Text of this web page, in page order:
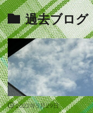
過去ブログ
2022年5月29日